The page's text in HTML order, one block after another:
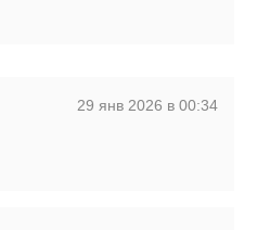
29 янв 2026 в 00:34